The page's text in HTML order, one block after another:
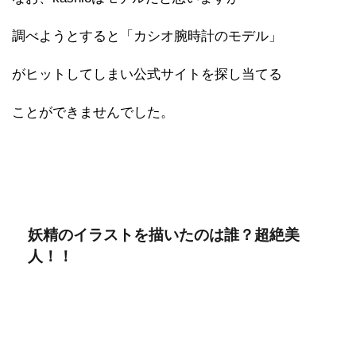
調べようとすると「カシオ腕時計のモデル」
がヒットしてしまい公式サイトを探し当てる
ことができませんでした。
妖精のイラストを描いたのは誰？超絶美
人！！